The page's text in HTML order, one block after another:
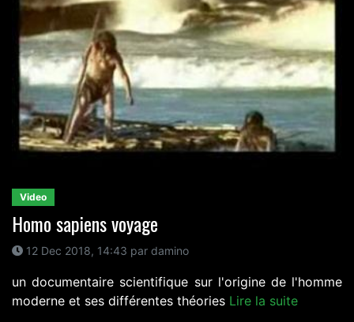
Video
Homo sapiens voyage
12 Dec 2018, 14:43 par damino
un documentaire scientifique sur l'origine de l'homme
moderne et ses différentes théories Lire la suite